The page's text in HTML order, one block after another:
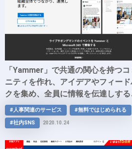
「Yammer」で共通の関心を持つコ
ニティを作れ、アイデアやフィード
クを集め、全員に情報を伝達しする
で足並みをそろえ組織全体での前進
能に。
#人事関連のサービス
#無料ではじめられる
#社内SNS
2020.10.24